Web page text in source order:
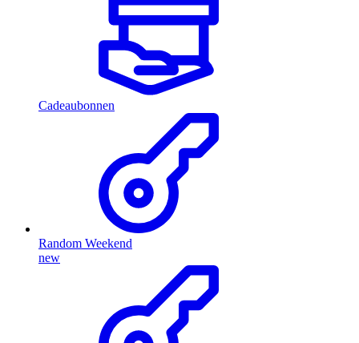
Cadeaubonnen
Random Weekend
new